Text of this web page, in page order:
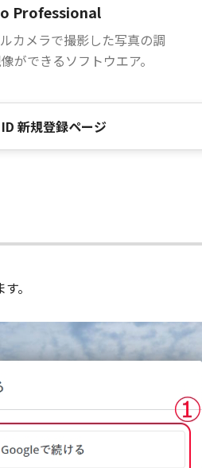
Professional
カメラで撮影した写真の調
ができるソフトウエア。
新規登録ページ
。